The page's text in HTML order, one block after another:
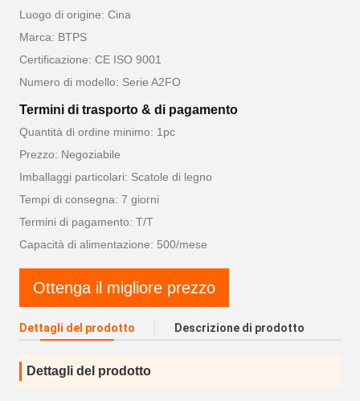
Luogo di origine: Cina
Marca: BTPS
Certificazione: CE ISO 9001
Numero di modello: Serie A2FO
Termini di trasporto & di pagamento
Quantità di ordine minimo: 1pc
Prezzo: Negoziabile
Imballaggi particolari: Scatole di legno
Tempi di consegna: 7 giorni
Termini di pagamento: T/T
Capacità di alimentazione: 500/mese
Ottenga il migliore prezzo
Dettagli del prodotto Descrizione di prodotto
Dettagli del prodotto